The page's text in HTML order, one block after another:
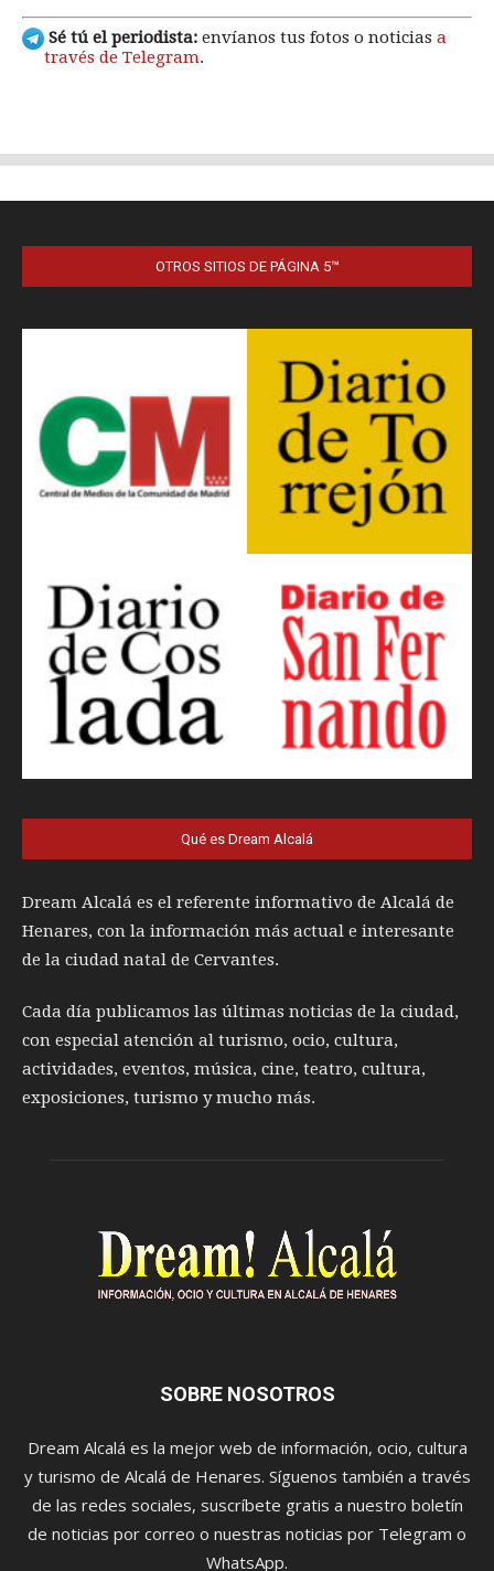
OTROS SITIOS DE PÁGINA 5™
Qué es Dream Alcalá
Dream Alcalá es el referente informativo de Alcalá de
Henares, con la información más actual e interesante
de la ciudad natal de Cervantes.
Cada día publicamos las últimas noticias de la ciudad,
con especial atención al turismo, ocio, cultura,
actividades, eventos, música, cine, teatro, cultura,
exposiciones, turismo y mucho más.
SOBRE NOSOTROS
Dream Alcalá es la mejor web de información, ocio, cultura
y turismo de Alcalá de Henares. Síguenos también a través
de las redes sociales, suscríbete gratis a nuestro boletín
de noticias por correo o nuestras noticias por Telegram o
WhatsApp.